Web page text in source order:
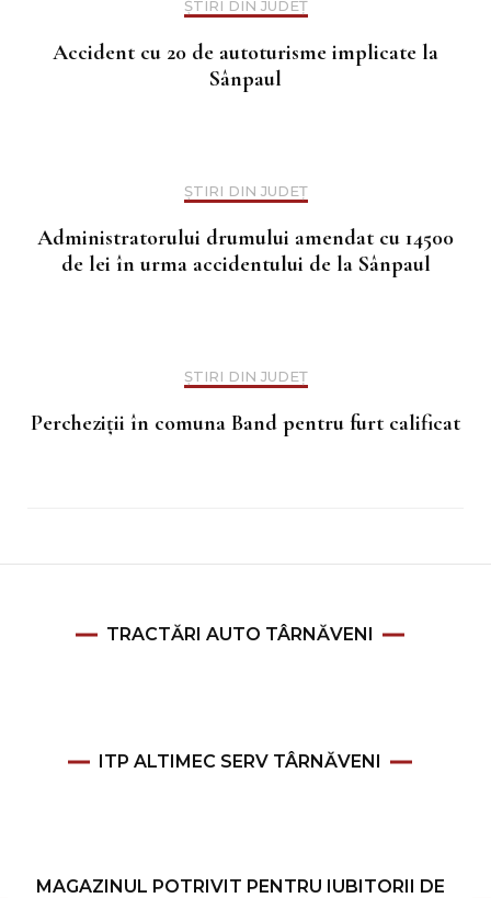
ȘTIRI DIN JUDEȚ
Accident cu 20 de autoturisme implicate la
Sânpaul
ȘTIRI DIN JUDEȚ
Administratorului drumului amendat cu 14500
de lei în urma accidentului de la Sânpaul
ȘTIRI DIN JUDEȚ
Percheziții în comuna Band pentru furt calificat
TRACTĂRI AUTO TÂRNĂVENI
ITP ALTIMEC SERV TÂRNĂVENI
MAGAZINUL POTRIVIT PENTRU IUBITORII DE